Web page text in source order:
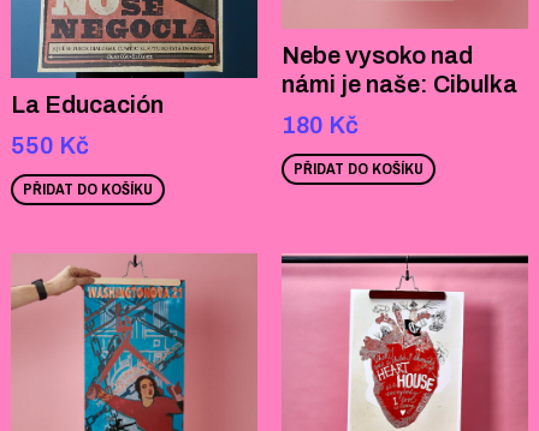
La Educación
550 Kč
PŘIDAT DO KOŠÍKU
Nebe vysoko nad
námi je naše: Cibulka
180 Kč
PŘIDAT DO KOŠÍKU